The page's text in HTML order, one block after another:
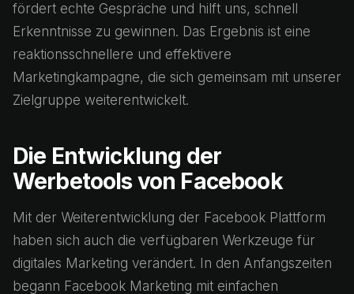
fördert echte Gespräche und hilft uns, schnell
Erkenntnisse zu gewinnen. Das Ergebnis ist eine
reaktionsschnellere und effektivere
Marketingkampagne, die sich gemeinsam mit unserer
Zielgruppe weiterentwickelt.
Die Entwicklung der
Werbetools von Facebook
Mit der Weiterentwicklung der Facebook Plattform
haben sich auch die verfügbaren Werkzeuge für
digitales Marketing verändert. In den Anfangszeiten
begann Facebook Marketing mit einfachen